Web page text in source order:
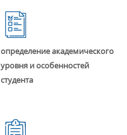
определение академического
уровня и особенностей
студента